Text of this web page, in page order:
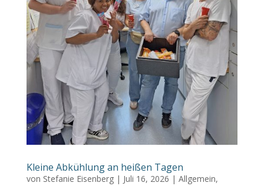
Kleine Abkühlung an heißen Tagen
von Stefanie Eisenberg| Juli 16, 2026 | Allgemein,